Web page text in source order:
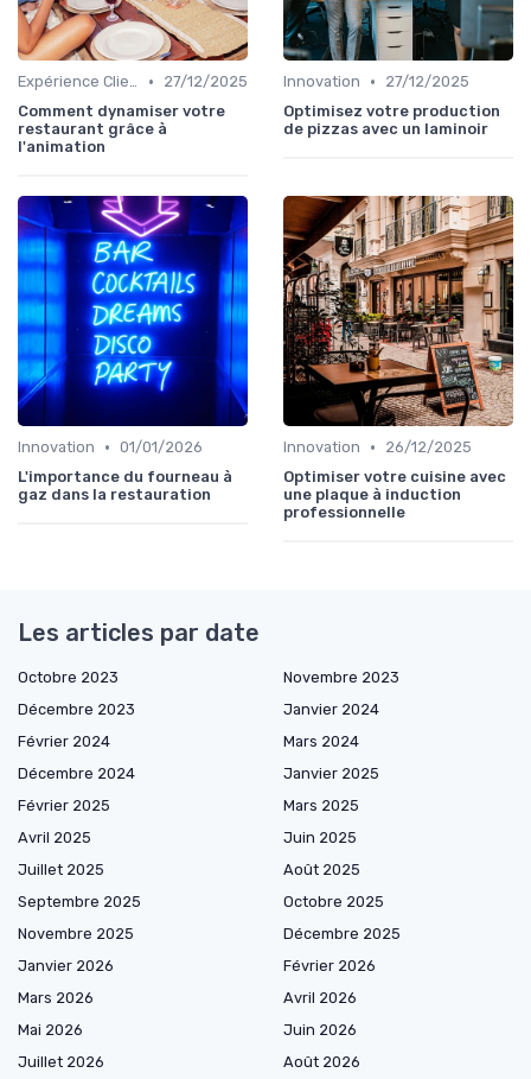
Expérience Client •
27/12/2025
Comment dynamiser votre
restaurant grâce à
l'animation
Innovation •
27/12/2025
Optimisez votre production
de pizzas avec un laminoir
Innovation • 01/01/2026
L'importance du fourneau à
gaz dans la restauration
Innovation •
26/12/2025
Optimiser votre cuisine avec
une plaque à induction
professionnelle
Les articles par date
Octobre 2023
Novembre 2023
Décembre 2023
Janvier 2024
Février 2024
Mars 2024
Décembre 2024
Janvier 2025
Février 2025
Mars 2025
Avril 2025
Juin 2025
Juillet 2025
Août 2025
Septembre 2025
Octobre 2025
Novembre 2025
Décembre 2025
Janvier 2026
Février 2026
Mars 2026
Avril 2026
Mai 2026
Juin 2026
Juillet 2026
Août 2026